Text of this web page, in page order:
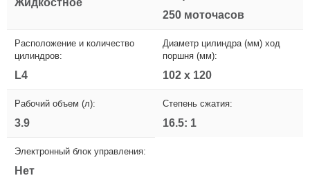
Жидкостное
250 моточасов
Расположение и количество
цилиндров:
L4
Диаметр цилиндра (мм) ход
поршня (мм):
102 х 120
Рабочий объем (л):
3.9
Степень сжатия:
16.5: 1
Электронный блок управления:
Нет